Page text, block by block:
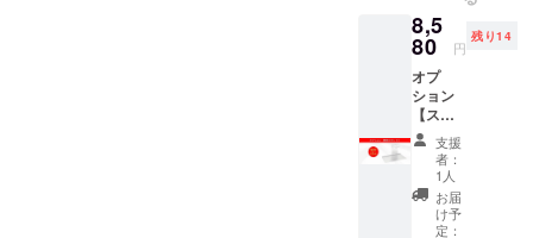
頂きま
す。 ※
デザイ
ン・仕
様は変
更にな
る可能
性もご
ざいま
す。ご
了承く
す。
※皆様の
応援購
入によ
り量産
効率が
向上し
た場
合、一
般販売
価格が
変更に
の壁や
天井に
あらか
じめ設
置して
おけ
ば、複
数の部
屋で気
軽に使
える。
※ご注文
8,5
80 円
残り14
オプ
ション
【スタ
ンド】
15名様
限定
8,580円
(税込・
送料0
支援
者：
1人
お届
け予
定：